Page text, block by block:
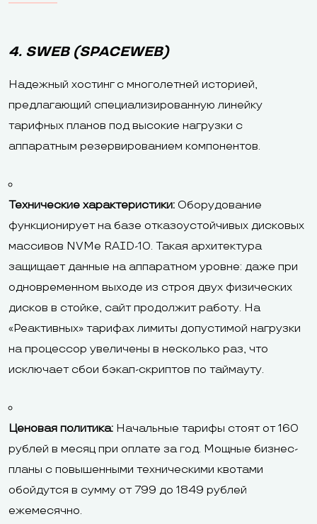
4. SWEB (SPACEWEB)
Надежный хостинг с многолетней историей,
предлагающий специализированную линейку
тарифных планов под высокие нагрузки с
аппаратным резервированием компонентов.
Технические характеристики: Оборудование
функционирует на базе отказоустойчивых дисковых
массивов NVMe RAID-10. Такая архитектура
защищает данные на аппаратном уровне: даже при
одновременном выходе из строя двух физических
дисков в стойке, сайт продолжит работу. На
«Реактивных» тарифах лимиты допустимой нагрузки
на процессор увеличены в несколько раз, что
исключает сбои бэкап-скриптов по таймауту.
Ценовая политика: Начальные тарифы стоят от 160
рублей в месяц при оплате за год. Мощные бизнес-
планы с повышенными техническими квотами
обойдутся в сумму от 799 до 1849 рублей
ежемесячно.